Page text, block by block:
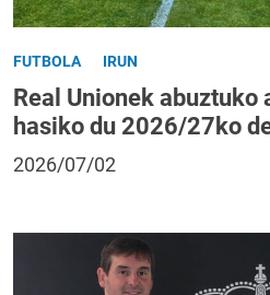
FUTBOLA IRUN
Real Unionek abuztuko
hasiko du 2026/27ko
2026/07/02